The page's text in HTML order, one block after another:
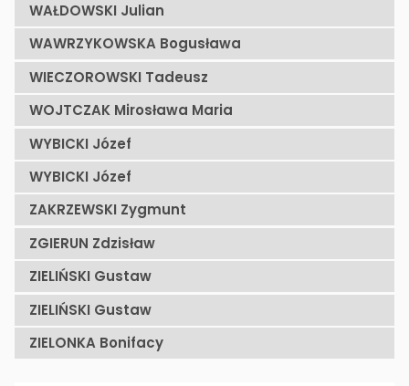
WAŁDOWSKI Julian
WAWRZYKOWSKA Bogusława
WIECZOROWSKI Tadeusz
WOJTCZAK Mirosława Maria
WYBICKI Józef
WYBICKI Józef
ZAKRZEWSKI Zygmunt
ZGIERUN Zdzisław
ZIELIŃSKI Gustaw
ZIELIŃSKI Gustaw
ZIELONKA Bonifacy